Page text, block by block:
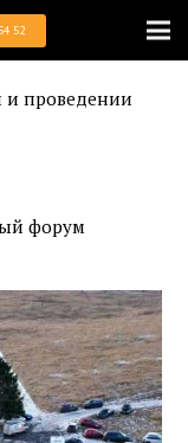
52
и проведении
форум